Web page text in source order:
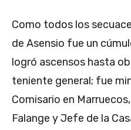
Como todos los
de Asensio fue un
logró ascensos hasta
teniente general; fue
Comisario en
Falange y Jefe de la